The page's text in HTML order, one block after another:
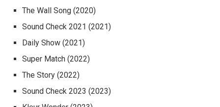
The Wall Song (2020)
Sound Check 2021 (2021)
Daily Show (2021)
Super Match (2022)
The Story (2022)
Sound Check 2023 (2023)